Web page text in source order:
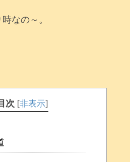
なの～。
次 [非表示]